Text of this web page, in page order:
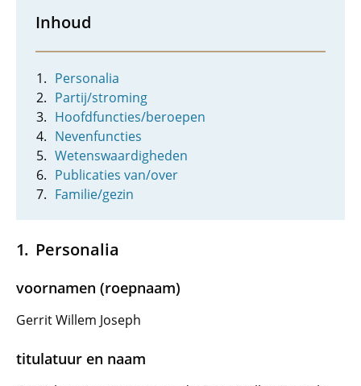
Inhoud
Personalia
Partij/stroming
Hoofdfuncties/beroepen
Nevenfuncties
Wetenswaardigheden
Publicaties van/over
Familie/gezin
Personalia
voornamen (roepnaam)
Gerrit Willem Joseph
titulatuur en naam